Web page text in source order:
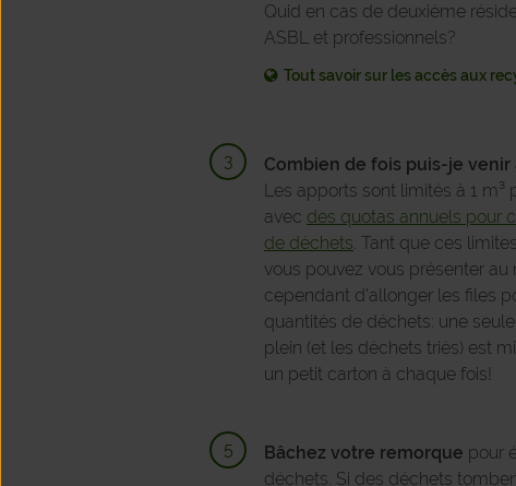
Quid en cas de deuxième
ASBL et professionnels?
Tout savoir sur les accès aux
Combien de fois puis-je venir
Les apports sont limités à 1 m³
avec des quotas annuels pour
de déchets. Tant que ces
vous pouvez vous présenter au
cependant d’allonger les files
quantités de déchets: une
plein (et les déchets triés) est
un petit carton à chaque fois!
Bâchez votre remorque pour
déchets. Si des déchets